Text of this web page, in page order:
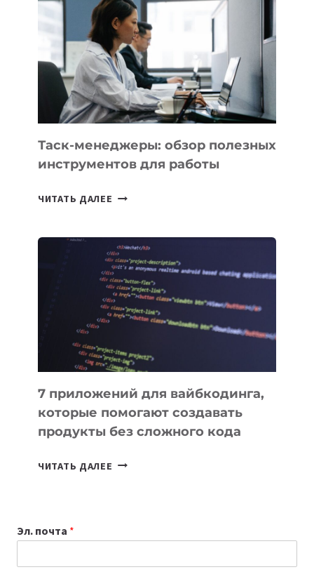
КАКИЕ
3
ЗАДАЧИ
ЕМУ
МОЖНО
ПОРУЧИТЬ
УЖЕ
СЕГОДНЯ
Таск-менеджеры: обзор полезных
инструментов для работы
ЧИТАТЬ ДАЛЕЕ ТАСК-
ПОЛЕЗНЫХ
ИНСТРУМЕНТОВ
ДЛЯ
РАБОТЫ
7 приложений для вайбкодинга,
которые помогают создавать
продукты без сложного кода
ЧИТАТЬ ДАЛЕЕ
СОЗДАВАТЬ
Эл. почта *